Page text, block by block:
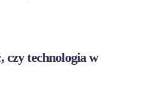
czy technologia w